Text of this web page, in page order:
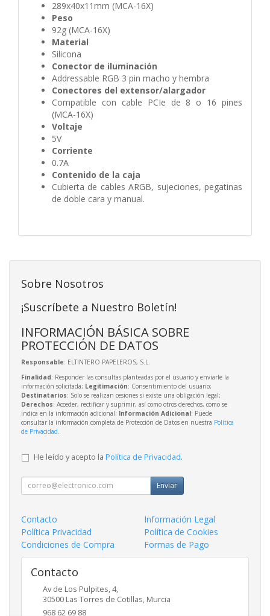
289x40x11mm (MCA-16X)
Peso
92g (MCA-16X)
Material
Silicona
Conector de iluminación
Addressable RGB 3 pin macho y hembra
Conectores del extensor/alargador
Compatible con cable PCIe de 8 o 16 pines
(MCA-16X)
Voltaje
5V
Corriente
0.7A
Contenido de la caja
Cubierta de cables ARGB, sujeciones, pegatinas
de doble cara y manual.
Sobre Nosotros
¡Suscríbete a Nuestro Boletín!
INFORMACIÓN BÁSICA SOBRE
PROTECCIÓN DE DATOS
Responsable: ELTINTERO PAPELEROS, S.L.
Finalidad: Responder las consultas planteadas por el usuario y enviarle la
información solicitada; Legitimación: Consentimiento del usuario;
Destinatarios: Solo se realizan cesiones si existe una obligación legal;
Derechos: Acceder, rectificar y suprimir, así como otros derechos, como se
indica en la información adicional; Información Adicional: Puede
consultar la información completa de Protección de Datos en nuestra Política
de Privacidad
He leído y acepto la Política de Privacidad.
Enviar
Contacto
Información Legal
Política Privacidad
Política de Cookies
Condiciones de Compra
Formas de Pago
Contacto
Av de Los Pulpites, 4,
30500 Las Torres de Cotillas, Murcia
968 62 69 88